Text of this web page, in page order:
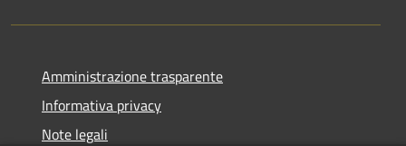
Amministrazione trasparente
Informativa privacy
Note legali